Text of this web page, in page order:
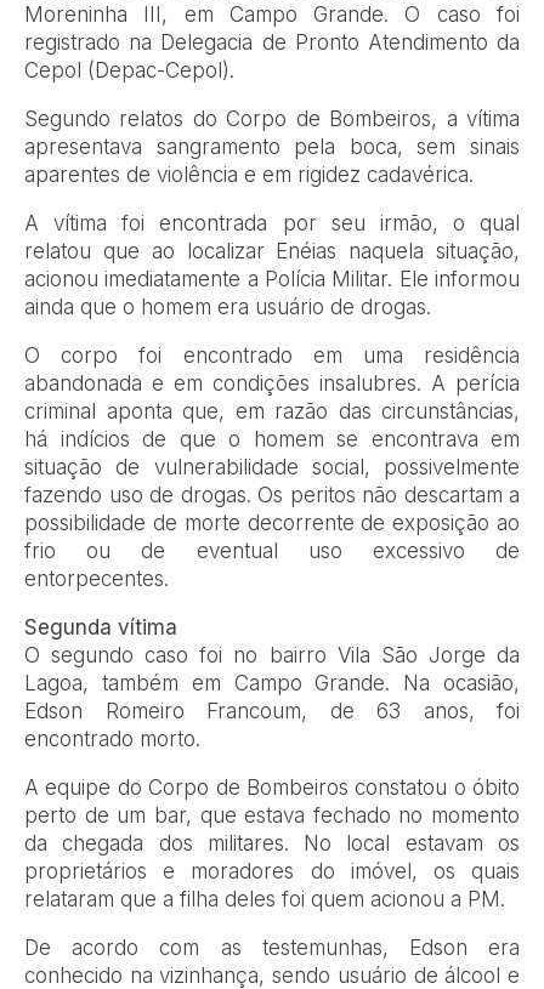
Moreninha III, em Campo Grande. O caso foi
registrado na Delegacia de Pronto Atendimento da
Cepol (Depac-Cepol).
Segundo relatos do Corpo de Bombeiros, a vítima
apresentava sangramento pela boca, sem sinais
aparentes de violência e em rigidez cadavérica.
A vítima foi encontrada por seu irmão, o qual
relatou que ao localizar Enéias naquela situação,
acionou imediatamente a Polícia Militar. Ele informou
ainda que o homem era usuário de drogas.
O corpo foi encontrado em uma residência
abandonada e em condições insalubres. A perícia
criminal aponta que, em razão das circunstâncias,
há indícios de que o homem se encontrava em
situação de vulnerabilidade social, possivelmente
fazendo uso de drogas. Os peritos não descartam a
possibilidade de morte decorrente de exposição ao
frio ou de eventual uso excessivo de
entorpecentes.
Segunda vítima
O segundo caso foi no bairro Vila São Jorge da
Lagoa, também em Campo Grande. Na ocasião,
Edson Romeiro Francoum, de 63 anos, foi
encontrado morto.
A equipe do Corpo de Bombeiros constatou o óbito
perto de um bar, que estava fechado no momento
da chegada dos militares. No local estavam os
proprietários e moradores do imóvel, os quais
relataram que a filha deles foi quem acionou a PM.
De acordo com as testemunhas, Edson era
conhecido na vizinhança, sendo usuário de álcool e